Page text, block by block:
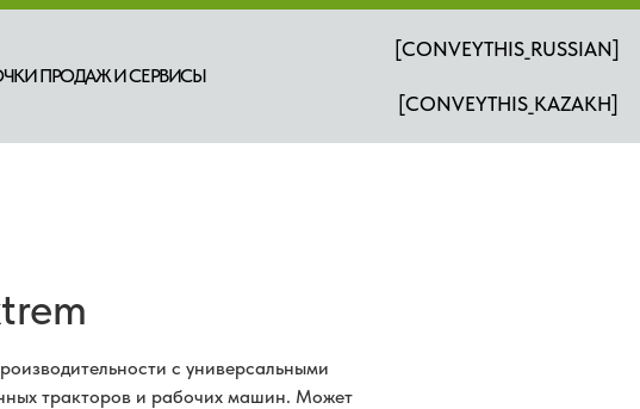
ПРОДАЖ И СЕРВИСЫ
[CONVEYTHIS_RUSSIAN]
[CONVEYTHIS_KAZAKH]
с универсальными
тракторов и рабочих машин. Может